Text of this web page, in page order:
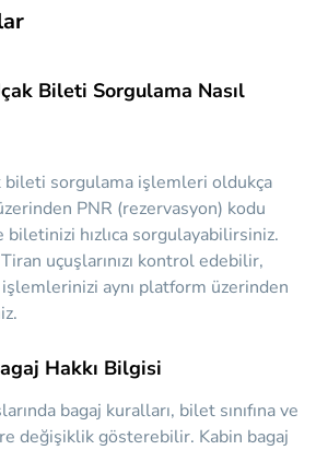
Bileti Sorgulama Nasıl
bileti sorgulama işlemleri oldukça
PNR (rezervasyon) kodu
biletinizi hızlıca sorgulayabilirsiniz.
uçuşlarınızı kontrol edebilir,
aynı platform üzerinden
Hakkı Bilgisi
bagaj kuralları, bilet sınıfına ve
değişiklik gösterebilir. Kabin bagaj